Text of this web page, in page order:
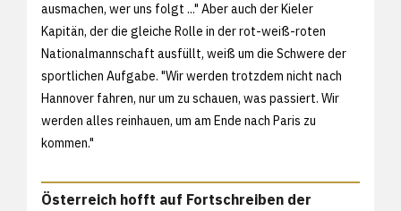
ausmachen, wer uns folgt ..." Aber auch der Kieler
Kapitän, der die gleiche Rolle in der rot-weiß-roten
Nationalmannschaft ausfüllt, weiß um die Schwere der
sportlichen Aufgabe. "Wir werden trotzdem nicht nach
Hannover fahren, nur um zu schauen, was passiert. Wir
werden alles reinhauen, um am Ende nach Paris zu
kommen."
Österreich hofft auf Fortschreiben der